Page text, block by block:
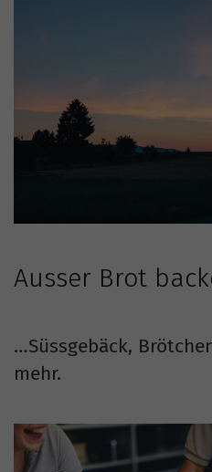
Ausser Brot
…Süssgebäck,
mehr.